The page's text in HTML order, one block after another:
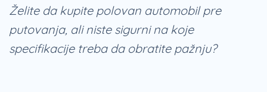
Želite da kupite polovan automobil pre
putovanja, ali niste sigurni na koje
specifikacije treba da obratite pažnju?